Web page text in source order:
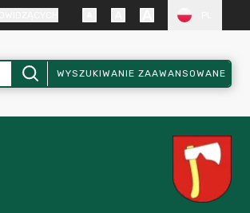
WYSZUKIWANIE ZAAWANSOWANE